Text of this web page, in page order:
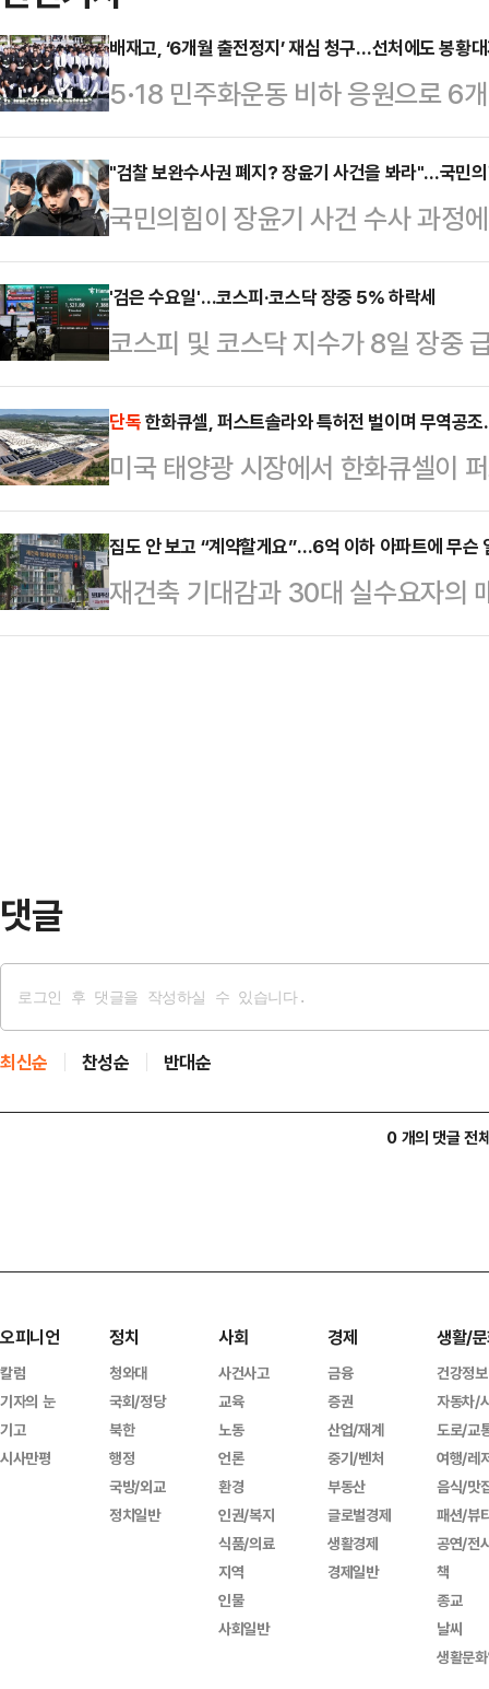
배재고, ‘6개월 출전정지’ 재심 청구…선처에도 봉황
5·18 민주화운동 비하 응원으로 6
을 청구하기로 최종 결정한 가운데
서울시교육청에 따르면 배재고는
원회의 6개월 출전정지 징계에 대
는 배재고 수석코치 명의로 제출되
제출될 예정이다.앞서 배재고 선수
열린 제81회 청룡기 전국고교야구
전에서 단체 율동과 함께 “가야지,…
"검찰 보완수사권 폐지? 장윤기 사건을 봐라"…국민
국민의힘이 장윤기 사건 수사 과정
불거지자, 정부·여당을 향해 검찰
고 압박했다.김기현 의원은 8일 페
치 없이 수사권을 통째로 맡기게 되
것"이라면서 "힘 없고 빽 없는 서민
우려했다.이어 "경찰은 권력자에게
지면 무조건 닥치고 강압 수사를 해
"경찰 가족이 연루된…
'검은 수요일'…코스피·코스닥 장중 5% 하락세
코스피 및 코스닥 지수가 8일 장중
는 전장 대비 327.14포인트
7186.21까지 내리기도 했다.코스
1시 31분 58초 코스피에 대해 프로
카)가 5분간 발동됐다.발동 시점
64.64포인트(5.21%) 하락한
스피200 선물지수가 5% 이상 하
단독한화큐셀, 퍼스트솔라와 특허전 벌이며 무역공
미국 태양광 시장에서 한화큐셀이
벌이면서도, 양사가 미국 태양광 무
있는 것으로 확인됐다. 특허 분쟁과
다. 여기에 한국산 태양전지를 겨냥
도 놓였다. 한화큐셀은 앞서 맥시
집도 안 보고 “계약할게요”…6억 이하 아파트에 무슨
재건축 기대감과 30대 실수요자의
이 가파르게 오르고 있다. 정책대출
댓글
최신순 찬성순 반대순
0 개의 댓글 전
오피니언
칼럼
기자의 눈
기고
시사만평
정치
청와대
국회/정당
북한
행정
국방/외교
정치일반
사회
사건사고
교육
노동
언론
환경
인권/복지
식품/의료
지역
인물
사회일반
경제
금융
증권
산업/재계
중기/벤처
부동산
글로벌경제
생활경제
경제일반
생활/
건강정보
자동차/
도로/교
여행/레
음식/맛
패션/뷰
공연/전
책
종교
날씨
생활문